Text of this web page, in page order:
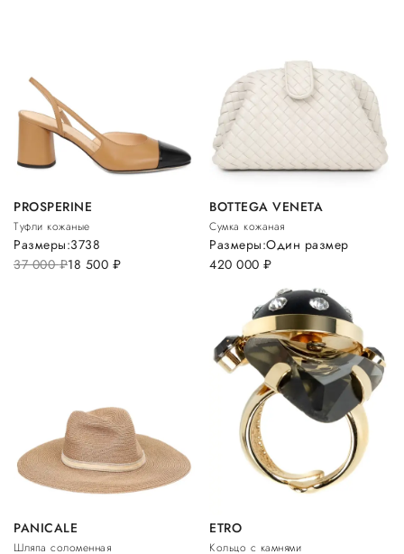
PROSPERINE
Туфли кожаные
37 000руб.18 500 руб.
Размеры:3738
BOTTEGA VENETA
Сумка кожаная
420 000руб.
Размеры:Один размер
PANICALE
Шляпа соломенная
ETRO
Кольцо с камнями